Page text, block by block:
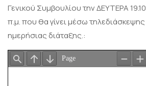
Γενικού Συμβουλίου την ΔΕΥΤΕΡΑ
π.μ. που θα γίνει μέσω
ημερήσιας διάταξης.: